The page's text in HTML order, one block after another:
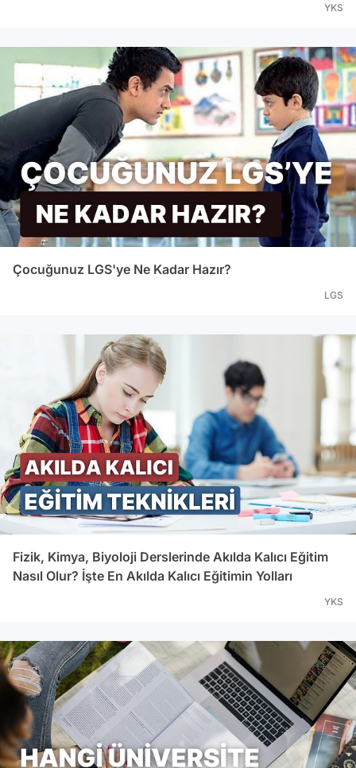
YKS
Çocuğunuz LGS'ye Ne Kadar Hazır?
LGS
Fizik, Kimya, Biyoloji Derslerinde Akılda Kalıcı Eğitim
Nasıl Olur? İşte En Akılda Kalıcı Eğitimin Yolları
YKS